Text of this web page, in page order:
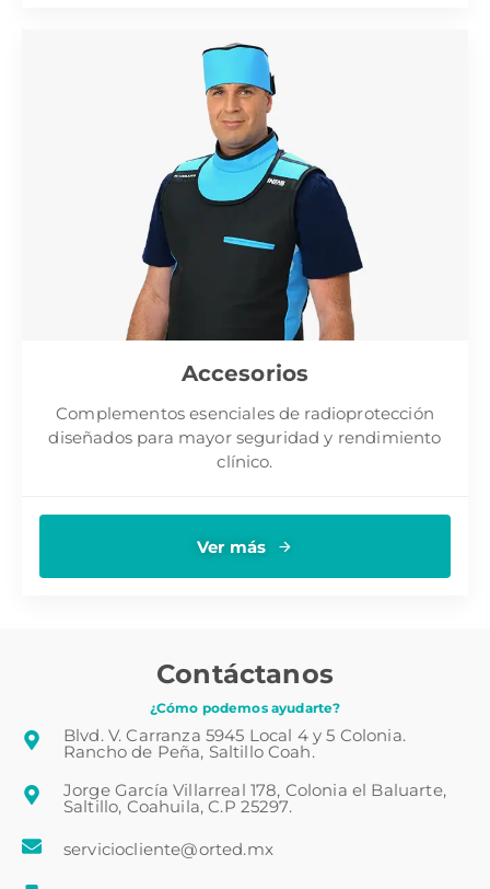
Accesorios
Complementos esenciales de radioprotección
diseñados para mayor seguridad y rendimiento
clínico.
Ver más
Contáctanos
¿Cómo podemos ayudarte?
Blvd. V. Carranza 5945 Local 4 y 5 Colonia.
Rancho de Peña, Saltillo Coah.
Jorge García Villarreal 178, Colonia el Baluarte,
Saltillo, Coahuila, C.P 25297.
serviciocliente@orted.mx